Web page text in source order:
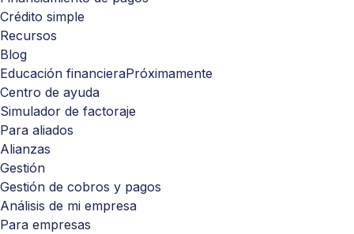
Crédito simple
Recursos
Blog
Educación financieraPróximamente
Centro de ayuda
Simulador de factoraje
Para aliados
Alianzas
Gestión
Gestión de cobros y pagos
Análisis de mi empresa
Para empresas